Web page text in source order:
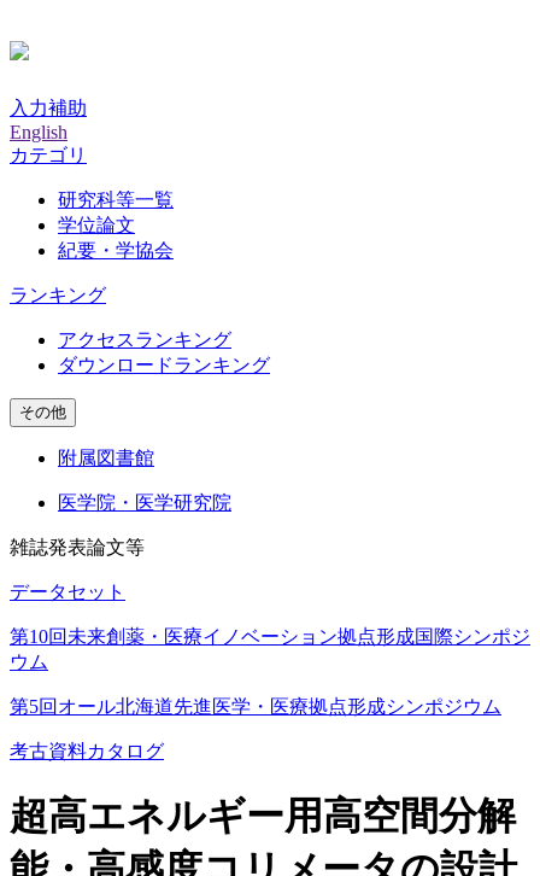
入力補助
English
カテゴリ
研究科等一覧
学位論文
紀要・学協会
ランキング
アクセスランキング
ダウンロードランキング
その他
附属図書館
医学院・医学研究院
雑誌発表論文等
データセット
第10回未来創薬・医療イノベーション拠点形成国際シンポジ
ウム
第5回オール北海道先進医学・医療拠点形成シンポジウム
考古資料カタログ
超高エネルギー用高空間分解